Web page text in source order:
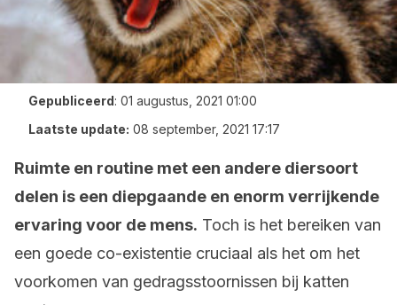
Gepubliceerd: 01 augustus, 2021 01:00
Laatste update: 08 september, 2021 17:17
Ruimte en routine met een andere diersoort
delen is een diepgaande en enorm verrijkende
ervaring voor de mens. Toch is het bereiken van
een goede co-existentie cruciaal als het om het
voorkomen van gedragsstoornissen bij katten